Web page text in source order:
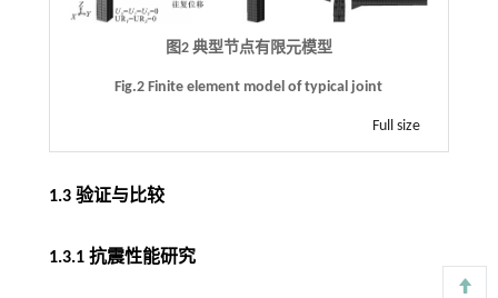
图2 典型节点有限元模型
Fig.2 Finite element model of typical joint
Full size
1.3 验证与比较
1.3.1 抗震性能研究